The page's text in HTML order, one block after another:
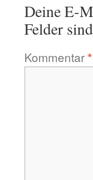
Deine E-
Felder
Kommentar*